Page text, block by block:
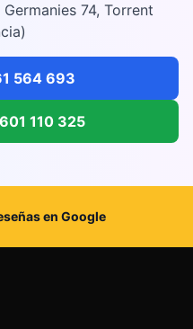
74, Torrent
564 693
110 325
en Google